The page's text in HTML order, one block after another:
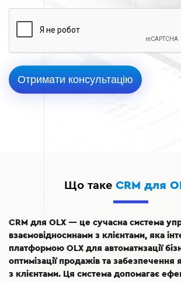
Що таке CRM для
CRM для OLX — це сучасна система
взаємовідносинами з клієнтами, яка
платформою OLX для автоматизації
оптимізації продажів та забезпечення
з клієнтами. Ця система допомагає